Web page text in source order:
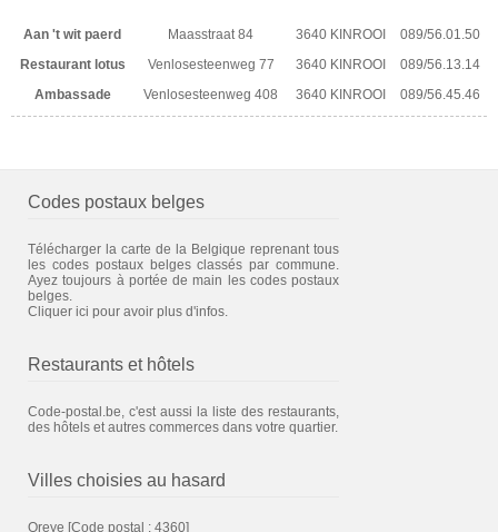
Aan 't wit paerd Maasstraat 84 3640 KINROOI
089/56.01.50
Restaurant lotus
Venlosesteenweg 77 3640 KINROOI
089/56.13.14
Ambassade
Venlosesteenweg 408 3640 KINROOI 089/56.45.46
Codes postaux belges
Télécharger la carte de la Belgique reprenant tous
les codes postaux belges classés par commune.
Ayez toujours à portée de main les codes postaux
belges.
Cliquer ici pour avoir plus d'infos.
Restaurants et hôtels
Code-postal.be, c'est aussi la liste des restaurants,
des hôtels et autres commerces dans votre quartier.
Villes choisies au hasard
Oreye [Code postal : 4360]